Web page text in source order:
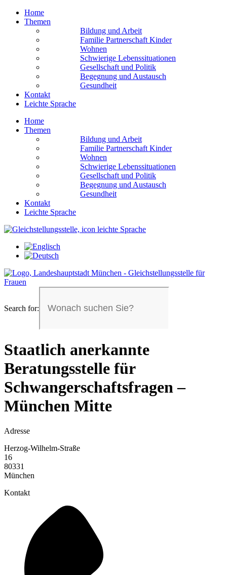
Home
Themen
Bildung und Arbeit
Familie Partnerschaft Kinder
Wohnen
Schwierige Lebens­situationen
Gesellschaft und Politik
Begegnung und Austausch
Gesundheit
Kontakt
Leichte Sprache
Home
Themen
Bildung und Arbeit
Familie Partnerschaft Kinder
Wohnen
Schwierige Lebens­situationen
Gesellschaft und Politik
Begegnung und Austausch
Gesundheit
Kontakt
Leichte Sprache
Search for:
Staatlich anerkannte
Beratungsstelle für
Schwangerschaftsfragen –
München Mitte
Adresse
Herzog-Wilhelm-Straße
16
80331
München
Kontakt